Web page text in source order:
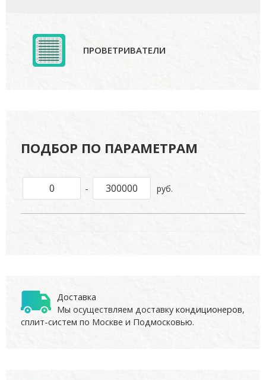
ПРОВЕТРИВАТЕЛИ
ПОДБОР ПО ПАРАМЕТРАМ
- руб.
Доставка
Мы осуществляем доставку кондиционеров,
сплит-систем по Москве и Подмосковью.